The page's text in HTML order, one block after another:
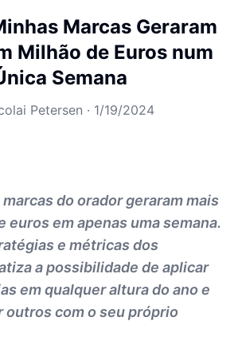
Marcas Geraram
Milhão de Euros num
Semana
Petersen · 1/19/2024
do orador geraram mais
euros em apenas uma semana.
e métricas dos
a possibilidade de aplicar
em qualquer altura do ano e
outros com o seu próprio